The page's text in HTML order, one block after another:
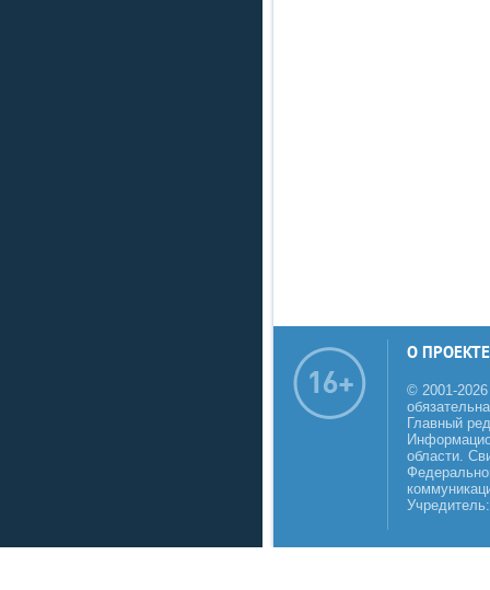
О ПРОЕКТЕ
© 2001-
Главный
области.